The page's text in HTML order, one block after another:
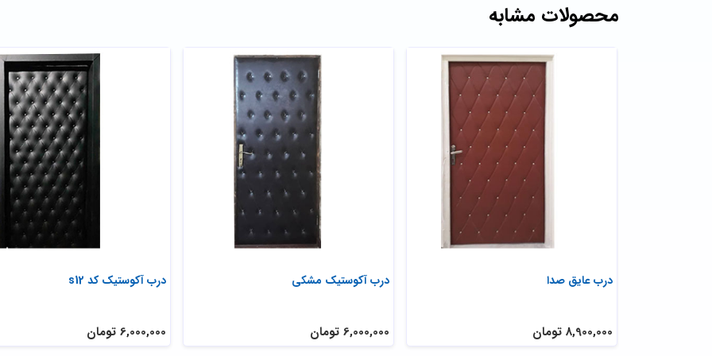
محصولات مشابه
درب آکوستیک کد s12
6,000,000 تومان
درب آکوستیک مشکی
6,000,000 تومان
درب عایق صدا
8,900,000 تومان